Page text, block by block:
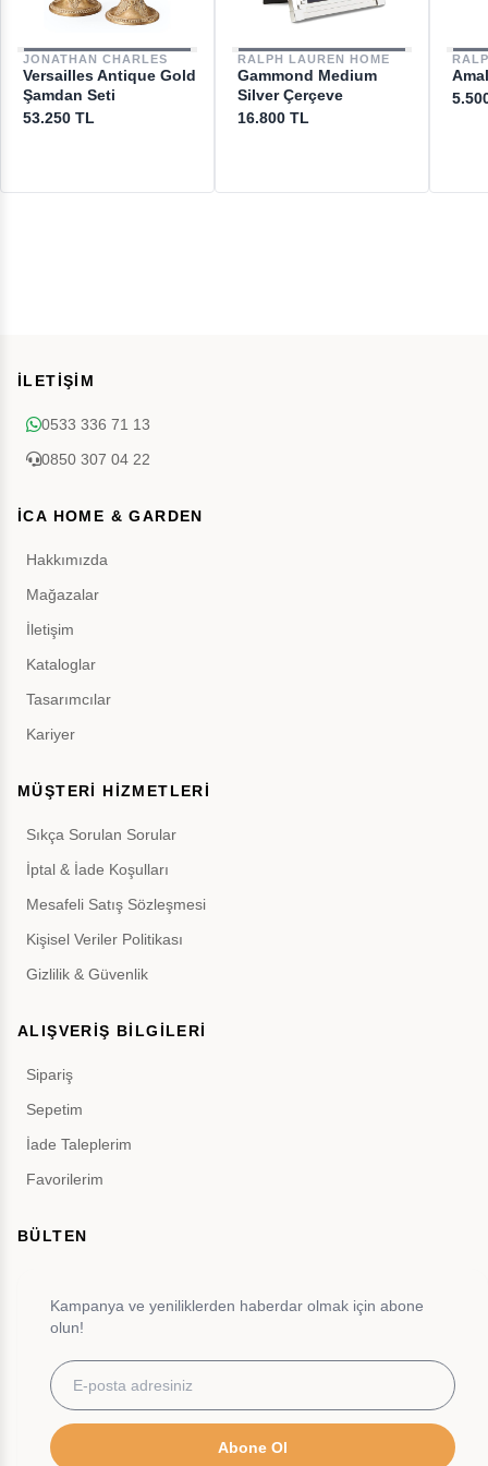
JONATHAN CHARLES
Versailles Antique Gold
Şamdan Seti
53.250 TL
RALPH LAUREN HOME
Gammond Medium
Silver Çerçeve
16.800 TL
İLETİŞİM
0533 336 71 13
0850 307 04 22
İCA HOME & GARDEN
Hakkımızda
Mağazalar
İletişim
Kataloglar
Tasarımcılar
Kariyer
MÜŞTERİ HİZMETLERİ
Sıkça Sorulan Sorular
İptal & İade Koşulları
Mesafeli Satış Sözleşmesi
Kişisel Veriler Politikası
Gizlilik & Güvenlik
ALIŞVERİŞ BİLGİLERİ
Sipariş
Sepetim
İade Taleplerim
Favorilerim
BÜLTEN
Kampanya ve yeniliklerden haberdar olmak için abone
olun!
Abone Ol